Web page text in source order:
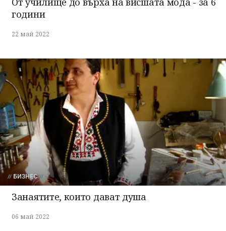
години
22 май 2022
БИЗНЕС
Занаятите, които дават душа
06 май 2022